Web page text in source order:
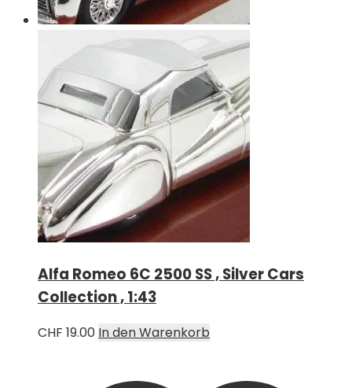
Alfa Romeo 6C 2500 SS , Silver Cars
Collection , 1:43
CHF 19.00 In den Warenkorb